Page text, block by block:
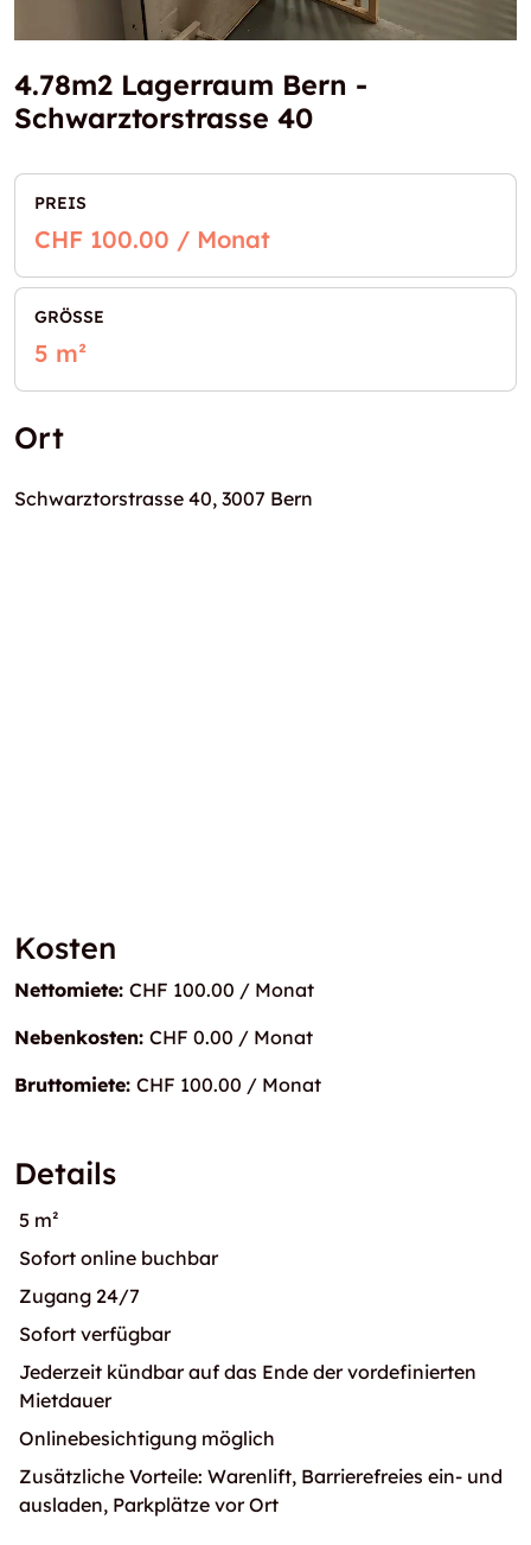
4.78m2 Lagerraum Bern -
Schwarztorstrasse 40
PREIS
CHF 100.00 / Monat
GRÖSSE
5 m²
Ort
Schwarztorstrasse 40, 3007 Bern
Kosten
Nettomiete: CHF 100.00 / Monat
Nebenkosten: CHF 0.00 / Monat
Bruttomiete: CHF 100.00 / Monat
Details
5 m²
Sofort online buchbar
Zugang 24/7
Sofort verfügbar
Jederzeit kündbar auf das Ende der vordefinierten
Mietdauer
Onlinebesichtigung möglich
Zusätzliche Vorteile: Warenlift, Barrierefreies ein- und
ausladen, Parkplätze vor Ort